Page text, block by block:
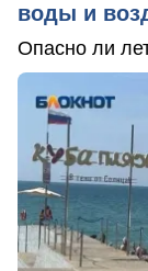
воды и
Опасно ли